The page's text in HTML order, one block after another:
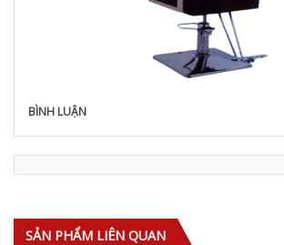
BÌNH LUẬN
SẢN PHẨM LIÊN QUAN